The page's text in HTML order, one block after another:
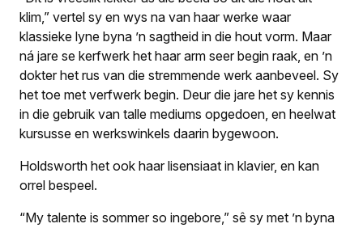
klim,” vertel sy en wys na van haar werke waar
klassieke lyne byna ’n sagtheid in die hout vorm. Maar
ná jare se kerfwerk het haar arm seer begin raak, en ’n
dokter het rus van die stremmende werk aanbeveel. Sy
het toe met verfwerk begin. Deur die jare het sy kennis
in die gebruik van talle mediums opgedoen, en heelwat
kursusse en werkswinkels daarin bygewoon.
Holdsworth het ook haar lisensiaat in klavier, en kan
orrel bespeel.
“My talente is sommer so ingebore,” sê sy met ’n byna